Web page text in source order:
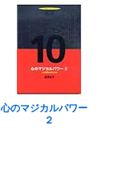
心のマジカルパワー
２